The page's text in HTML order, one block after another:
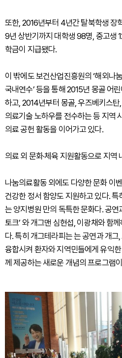
또한, 2016년부터 4년간 탈북학생 장
9년 상반기까지 대학생 98명, 중고생
학금이 지급됐다.
이 밖에도 보건산업진흥원의 ‘해외나
국내연수’ 등을 통해 2015년 몽골 어
하고, 2014년부터 몽골, 우즈베키스
의료기술 노하우를 전수하는 등 지역
의료 공헌 활동을 이어가고 있다.
의료 외 문화·체육 지원활동으로 지역
나눔의료활동 외에도 다양한 문화 이
건강한 정서 함양도 지원하고 있다.
는 양지병원 만의 독특한 문화다. 공연
토크’ 와 개그맨 심현섭, 이광채와 함
다. 특히 개그테라피는 는 공연과 개
융합시켜 환자와 지역민들에게 유익
께 제공하는 새로운 개념의 프로그램